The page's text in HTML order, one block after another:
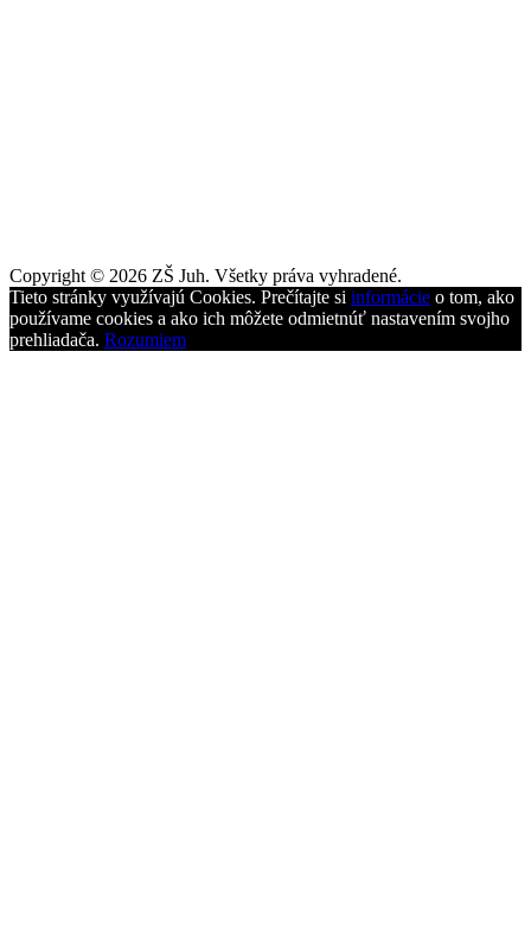
Copyright © 2026 ZŠ Juh. Všetky práva vyhradené.
Tieto stránky využívajú Cookies. Prečítajte si informácie o tom, ako
používame cookies a ako ich môžete odmietnúť nastavením svojho
prehliadača. Rozumiem